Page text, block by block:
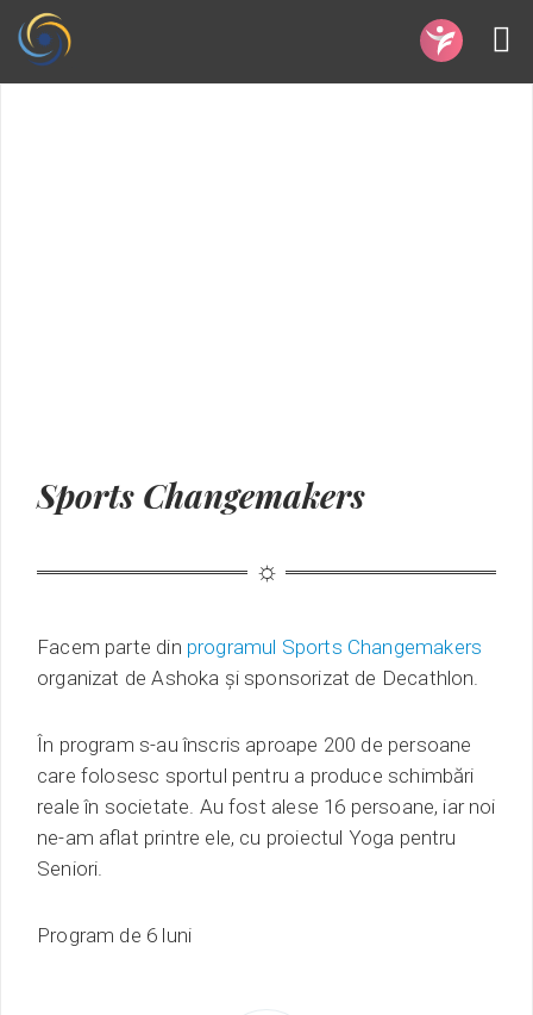
Sports Changemakers
Facem parte din programul Sports Changemakers
organizat de Ashoka și sponsorizat de Decathlon.
În program s-au înscris aproape 200 de persoane
care folosesc sportul pentru a produce schimbări
reale în societate. Au fost alese 16 persoane, iar noi
ne-am aflat printre ele, cu proiectul Yoga pentru
Seniori.
Program de 6 luni